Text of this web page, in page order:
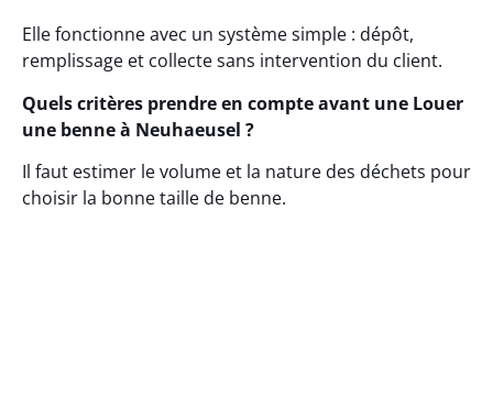
Elle fonctionne avec un système simple : dépôt,
remplissage et collecte sans intervention du client.
Quels critères prendre en compte avant une Louer
une benne à Neuhaeusel ?
Il faut estimer le volume et la nature des déchets pour
choisir la bonne taille de benne.